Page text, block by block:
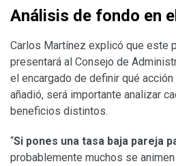
Análisis de fondo en
Carlos Martínez explicó que este
presentará al Consejo de
el encargado de definir qué
añadió, será importante analizar
beneficios distintos.
“Si pones una tasa baja pareja
probablemente muchos se